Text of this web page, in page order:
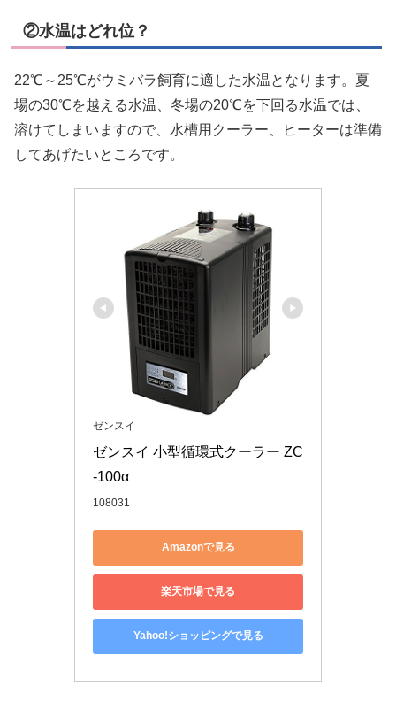
②水温はどれ位？
22℃～25℃がウミバラ飼育に適した水温となります。夏
場の30℃を越える水温、冬場の20℃を下回る水温では、
溶けてしまいますので、水槽用クーラー、ヒーターは準備
してあげたいところです。
ゼンスイ
ゼンスイ 小型循環式クーラー ZC
-100α
108031
Amazonで見る
楽天市場で見る
Yahoo!ショッピングで見る